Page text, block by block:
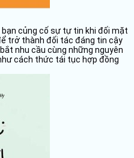
củng cố sự tự tin khi đối mặt
trở thành đối tác đáng tin cậy
nhu cầu cùng những nguyên
cách thức tái tục hợp đồng